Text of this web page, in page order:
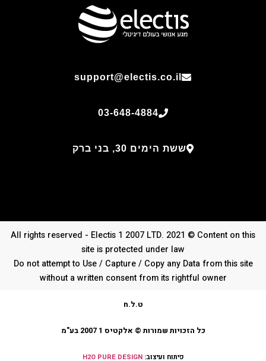
support@electis.co.il
03-648-4884
ששת הימים 30, בני ברק
All rights reserved - Electis 1 2007 LTD. 2021 © Content on this
site is protected under law
Do not attempt to Use / Capture / Copy any Data from this site
without a written consent from its rightful owner
פיתוח ועיצוב:H2O PURE DESIGN
כל הזכויות שמורות © אלקטיס 1 2007 בע"מ
ט.ל.ח